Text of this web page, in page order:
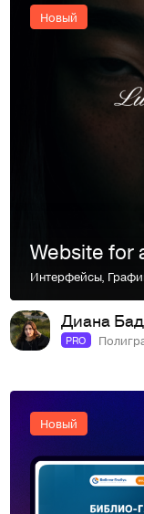
Новый
Website for
Интерфейсы,
Диана
PRO
Новый